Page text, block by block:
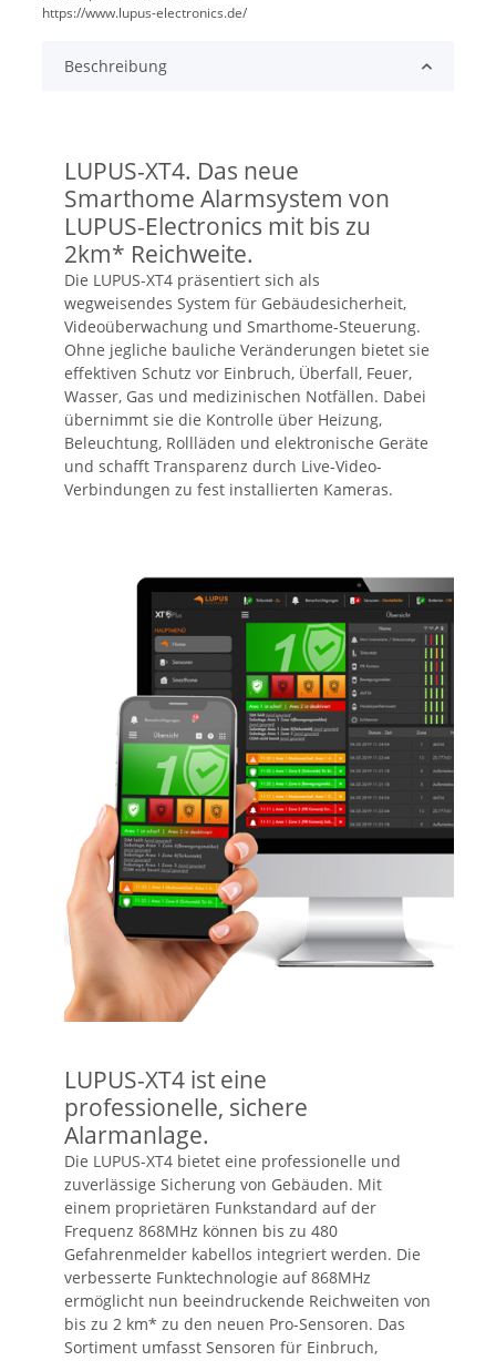
https://www.lupus-electronics.de/
Beschreibung
LUPUS-XT4. Das neue
Smarthome Alarmsystem von
LUPUS-Electronics mit bis zu
2km* Reichweite.
Die LUPUS-XT4 präsentiert sich als
wegweisendes System für Gebäudesicherheit,
Videoüberwachung und Smarthome-Steuerung.
Ohne jegliche bauliche Veränderungen bietet sie
effektiven Schutz vor Einbruch, Überfall, Feuer,
Wasser, Gas und medizinischen Notfällen. Dabei
übernimmt sie die Kontrolle über Heizung,
Beleuchtung, Rollläden und elektronische Geräte
und schafft Transparenz durch Live-Video-
Verbindungen zu fest installierten Kameras.
LUPUS-XT4 ist eine
professionelle, sichere
Alarmanlage.
Die LUPUS-XT4 bietet eine professionelle und
zuverlässige Sicherung von Gebäuden. Mit
einem proprietären Funkstandard auf der
Frequenz 868MHz können bis zu 480
Gefahrenmelder kabellos integriert werden. Die
verbesserte Funktechnologie auf 868MHz
ermöglicht nun beeindruckende Reichweiten von
bis zu 2 km* zu den neuen Pro-Sensoren. Das
Sortiment umfasst Sensoren für Einbruch,